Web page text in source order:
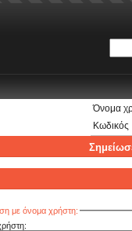
Όνομα
Κωδικός
με όνομα χρήστη: